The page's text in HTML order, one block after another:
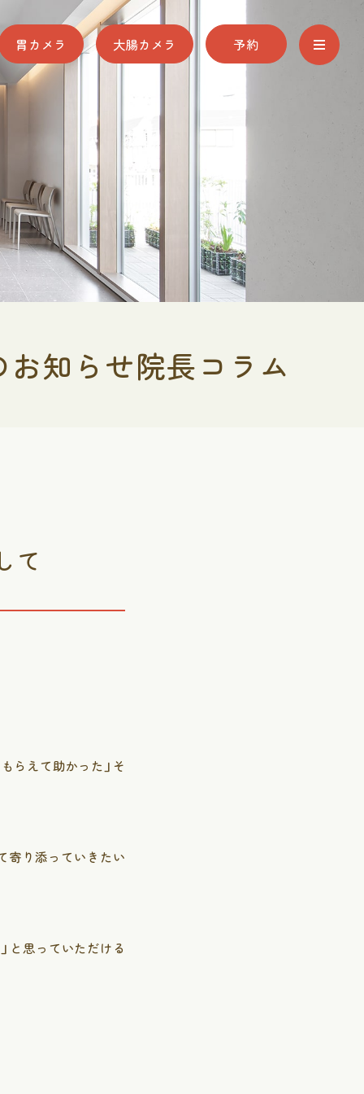
胃カメラ 大腸カメラ 予約
知らせ院長コラム
て
らえて助かった」そ
寄り添っていきたい
と思っていただける